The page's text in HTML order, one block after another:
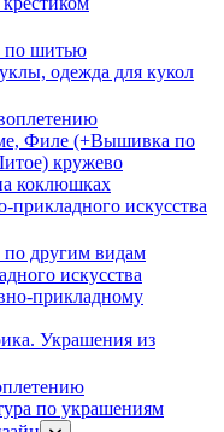
шитью
одежда для кукол
Филе (+Вышивка по
кружево
коклюшках
прикладного искусства
другим видам
искусства
прикладному
Украшения из
по украшениям